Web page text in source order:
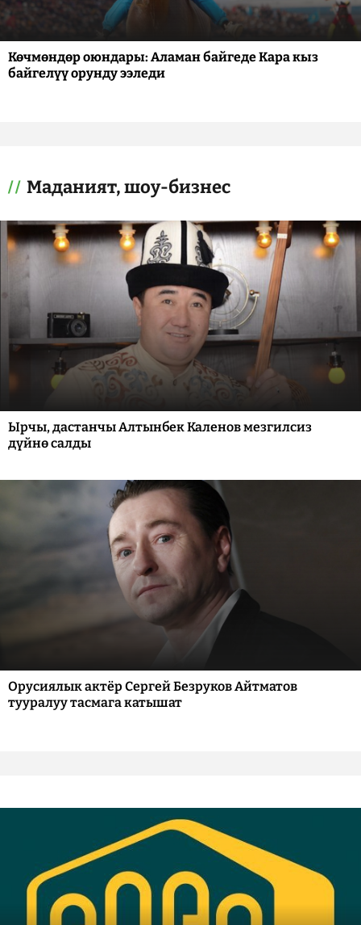
Көчмөндөр оюндары: Аламан байгеде Кара кыз
байгелүү орунду ээледи
Маданият, шоу-бизнес
Ырчы, дастанчы Алтынбек Каленов мезгилсиз
дүйнө салды
Орусиялык актёр Сергей Безруков Айтматов
тууралуу тасмага катышат